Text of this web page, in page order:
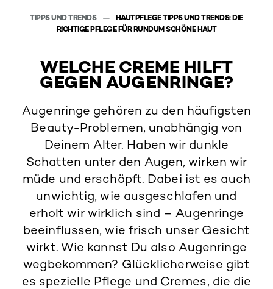
TIPPS UND TRENDS
HAUTPFLEGE TIPPS UND TRENDS: DIE
RICHTIGE PFLEGE FÜR RUNDUM SCHÖNE HAUT
WELCHE CREME HILFT
GEGEN AUGENRINGE?
Augenringe gehören zu den häufigsten
Beauty-Problemen, unabhängig von
Deinem Alter. Haben wir dunkle
Schatten unter den Augen, wirken wir
müde und erschöpft. Dabei ist es auch
unwichtig, wie ausgeschlafen und
erholt wir wirklich sind – Augenringe
beeinflussen, wie frisch unser Gesicht
wirkt. Wie kannst Du also Augenringe
wegbekommen? Glücklicherweise gibt
es spezielle Pflege und Cremes, die die